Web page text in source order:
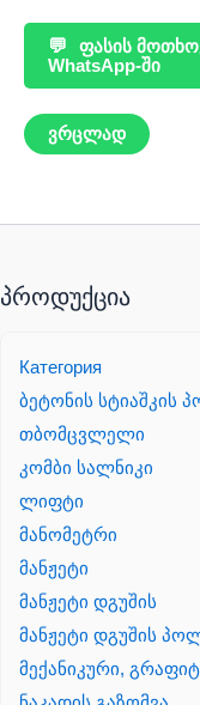
💬
ფასის
WhatsApp-ში
ვრცლად
პროდუქცია
Категория
ბეტონის სტიაშკის
თბომცვლელი
კომბი სალნიკი
ლიფტი
მანომეტრი
მანჟეტი
მანჟეტი დგუშის
მანჟეტი დგუშის
მექანიკური,